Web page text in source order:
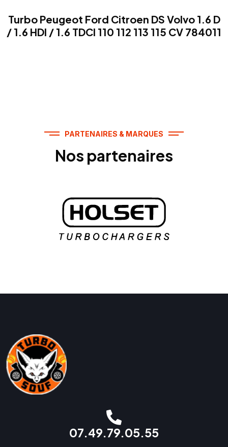
Turbo Peugeot Ford Citroen DS Volvo 1.6 D
/ 1.6 HDI / 1.6 TDCI 110 112 113 115 CV 784011
PARTENAIRES & MARQUES
Nos partenaires
07.49.79.05.55